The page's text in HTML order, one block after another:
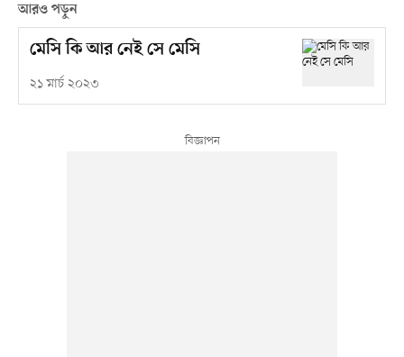
আরও পড়ুন
মেসি কি আর নেই সে মেসি
২১ মার্চ ২০২৩